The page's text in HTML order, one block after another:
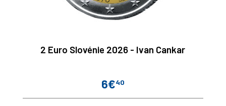
2 Euro Slovénie 2026 - Ivan Cankar
Prix
6€40